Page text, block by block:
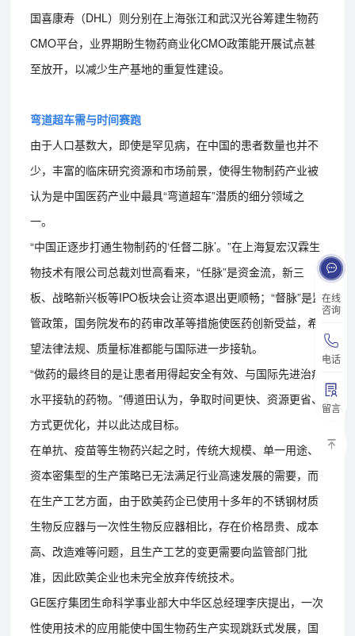
在线
咨询
电话
留言
国喜康寿（DHL）则分别在上海张江和武汉光谷筹建生物药
CMO平台，业界期盼生物药商业化CMO政策能开展试点甚
至放开，以减少生产基地的重复性建设。
弯道超车需与时间赛跑
由于人口基数大，即使是罕见病，在中国的患者数量也并不
少，丰富的临床研究资源和市场前景，使得生物制药产业被
认为是中国医药产业中最具“弯道超车”潜质的细分领域之
一。
“中国正逐步打通生物制药的‘任督二脉’。”在上海复宏汉霖生
物技术有限公司总裁刘世高看来，“任脉”是资金流，新三
板、战略新兴板等IPO板块会让资本退出更顺畅；“督脉”是监
管政策，国务院发布的药审改革等措施使医药创新受益，希
望法律法规、质量标准都能与国际进一步接轨。
“做药的最终目的是让患者用得起安全有效、与国际先进治疗
水平接轨的药物。”傅道田认为，争取时间更快、资源更省、
方式更优化，并以此达成目标。
在单抗、疫苗等生物药兴起之时，传统大规模、单一用途、
资本密集型的生产策略已无法满足行业高速发展的需要，而
在生产工艺方面，由于欧美药企已使用十多年的不锈钢材质
生物反应器与一次性生物反应器相比，存在价格昂贵、成本
高、改造难等问题，且生产工艺的变更需要向监管部门批
准，因此欧美企业也未完全放弃传统技术。
GE医疗集团生命科学事业部大中华区总经理李庆提出，一次
性使用技术的应用能使中国生物药生产实现跳跃式发展，国